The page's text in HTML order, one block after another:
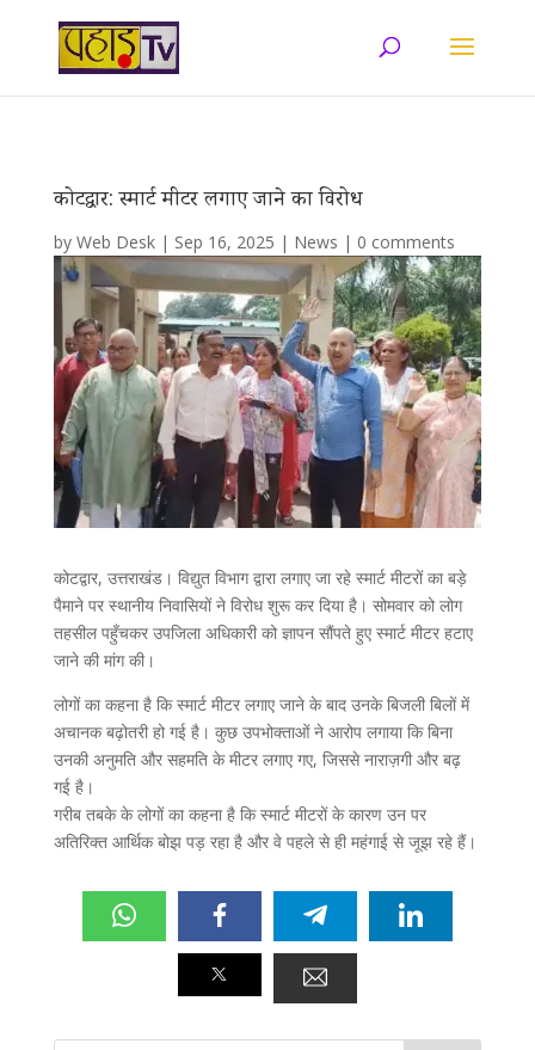
कोटद्वार: स्मार्ट मीटर लगाए जाने का विरोध
by Web Desk| Sep 16, 2025 | News | 0 comments
कोटद्वार, उत्तराखंड। विद्युत विभाग द्वारा लगाए जा रहे स्मार्ट मीटरों का बड़े
पैमाने पर स्थानीय निवासियों ने विरोध शुरू कर दिया है। सोमवार को लोग
तहसील पहुँचकर उपजिला अधिकारी को ज्ञापन सौंपते हुए स्मार्ट मीटर हटाए
जाने की मांग की।
लोगों का कहना है कि स्मार्ट मीटर लगाए जाने के बाद उनके बिजली बिलों में
अचानक बढ़ोतरी हो गई है। कुछ उपभोक्ताओं ने आरोप लगाया कि बिना
उनकी अनुमति और सहमति के मीटर लगाए गए, जिससे नाराज़गी और बढ़
गई है।
गरीब तबके के लोगों का कहना है कि स्मार्ट मीटरों के कारण उन पर
अतिरिक्त आर्थिक बोझ पड़ रहा है और वे पहले से ही महंगाई से जूझ रहे हैं।